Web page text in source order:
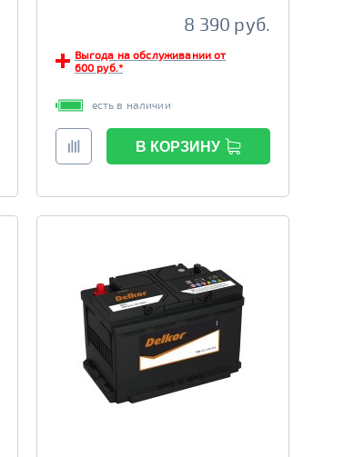
8 390 руб.
Выгода на обслуживании от
600 руб.*
есть в наличии
В КОРЗИНУ